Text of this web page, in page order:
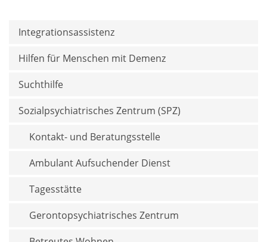
Integrationsassistenz
Hilfen für Menschen mit Demenz
Suchthilfe
Sozialpsychiatrisches Zentrum (SPZ)
Kontakt- und Beratungs­stelle
Ambulant Aufsuchender Dienst
Tagesstätte
Gerontopsychiatrisches Zentrum